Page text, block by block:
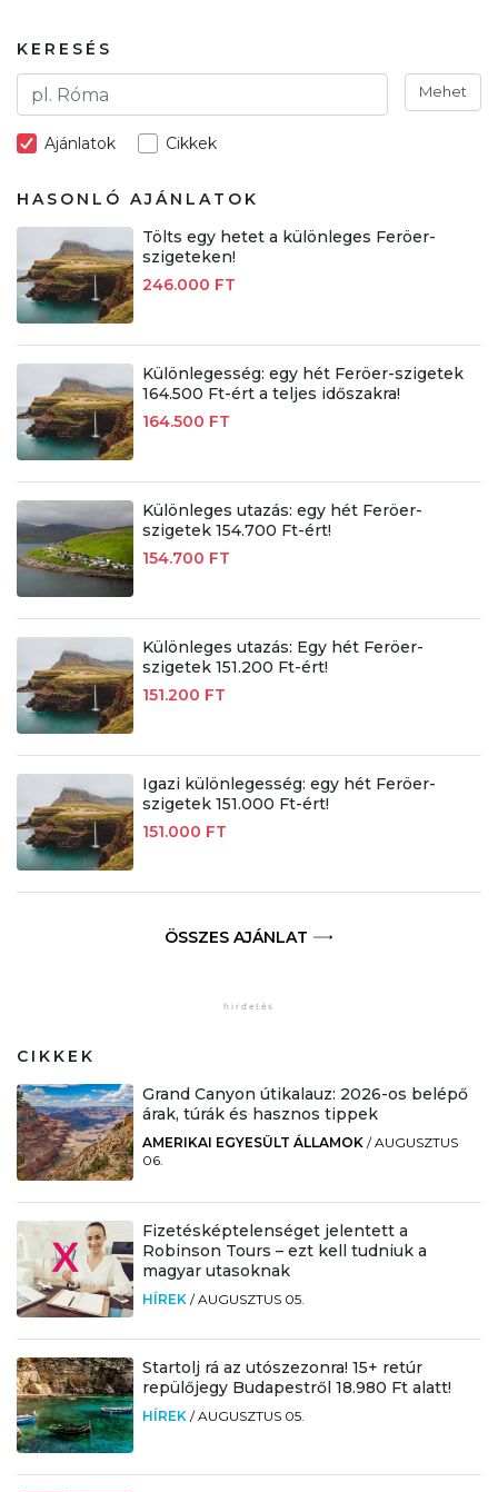
KERESÉS
Mehet
Ajánlatok Cikkek
HASONLÓ AJÁNLATOK
Tölts egy hetet a különleges Feröer-
szigeteken!
246.000 FT
Különlegesség: egy hét Feröer-szigetek
164.500 Ft-ért a teljes időszakra!
164.500 FT
Különleges utazás: egy hét Feröer-
szigetek 154.700 Ft-ért!
154.700 FT
Különleges utazás: Egy hét Feröer-
szigetek 151.200 Ft-ért!
151.200 FT
Igazi különlegesség: egy hét Feröer-
szigetek 151.000 Ft-ért!
151.000 FT
ÖSSZES AJÁNLAT
CIKKEK
Grand Canyon útikalauz: 2026-os belépő
árak, túrák és hasznos tippek
AMERIKAI EGYESÜLT ÁLLAMOK /AUGUSZTUS
06.
Fizetésképtelenséget jelentett a
Robinson Tours – ezt kell tudniuk a
magyar utasoknak
HÍREK /AUGUSZTUS 05.
Startolj rá az utószezonra! 15+ retúr
repülőjegy Budapestről 18.980 Ft alatt!
HÍREK /AUGUSZTUS 05.